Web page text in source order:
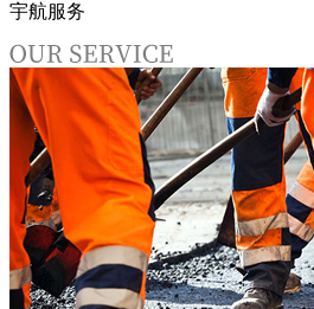
宇航服务